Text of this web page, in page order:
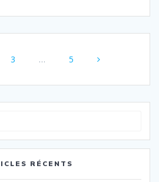
Page
3 … Page
5
:
RÉCENTS